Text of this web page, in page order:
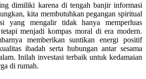
dimiliki karena di tengah banjir informasi
kita membutuhkan pegangan spiritual
yang mengalir tidak hanya memperluas
menjadi kompas moral di era modern.
memberikan suntikan energi positif
ibadah serta hubungan antar sesama
Inilah investasi terbaik untuk kedamaian
di rumah.